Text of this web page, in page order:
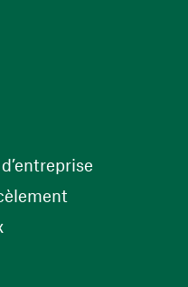
in a new window)
(opens in a new